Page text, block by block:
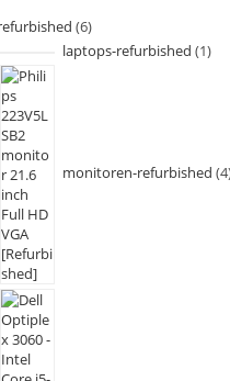
6
laptops-refurbished 1
monitoren-refurbished 4